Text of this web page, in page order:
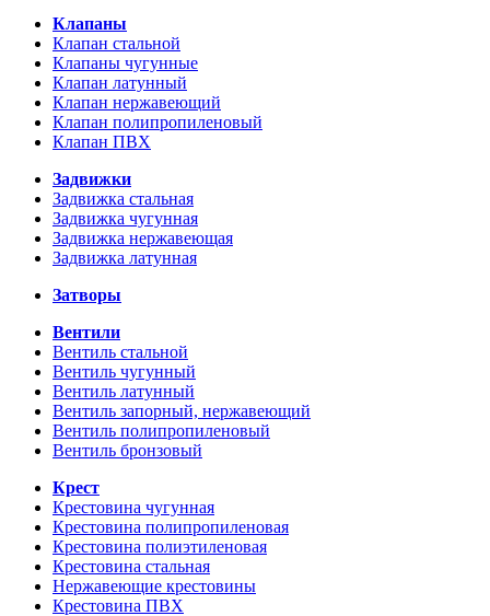
Клапаны
Клапан стальной
Клапаны чугунные
Клапан латунный
Клапан нержавеющий
Клапан полипропиленовый
Клапан ПВХ
Задвижки
Задвижка стальная
Задвижка чугунная
Задвижка нержавеющая
Задвижка латунная
Затворы
Вентили
Вентиль стальной
Вентиль чугунный
Вентиль латунный
Вентиль запорный, нержавеющий
Вентиль полипропиленовый
Вентиль бронзовый
Крест
Крестовина чугунная
Крестовина полипропиленовая
Крестовина полиэтиленовая
Крестовина стальная
Нержавеющие крестовины
Крестовина ПВХ